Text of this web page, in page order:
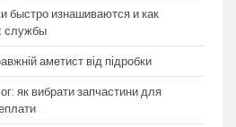
быстро изнашиваются и как
службы
аметист від підробки
як вибрати запчастини для